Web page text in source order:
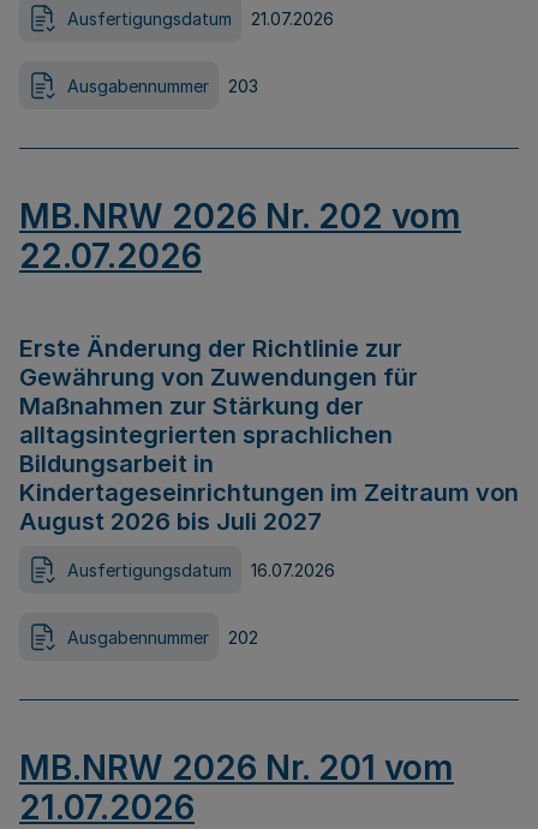
Ausfertigungsdatum 21.07.2026
Ausgabennummer 203
MB.NRW 2026 Nr. 202 vom
22.07.2026
Erste Änderung der Richtlinie zur
Gewährung von Zuwendungen für
Maßnahmen zur Stärkung der
alltagsintegrierten sprachlichen
Bildungsarbeit in
Kindertageseinrichtungen im Zeitraum von
August 2026 bis Juli 2027
Ausfertigungsdatum 16.07.2026
Ausgabennummer 202
MB.NRW 2026 Nr. 201 vom
21.07.2026